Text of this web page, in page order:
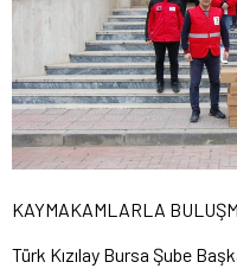
KAYMAKAMLARLA
Türk Kızılay Bursa Şube